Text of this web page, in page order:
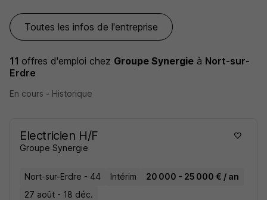
Toutes les infos de l'entreprise
11 offres d'emploi chez Groupe Synergie à Nort-sur-
Erdre
En cours - Historique
Electricien H/F
Groupe Synergie
Nort-sur-Erdre - 44 Intérim
20 000 - 25 000 € / an
27 août - 18 déc.